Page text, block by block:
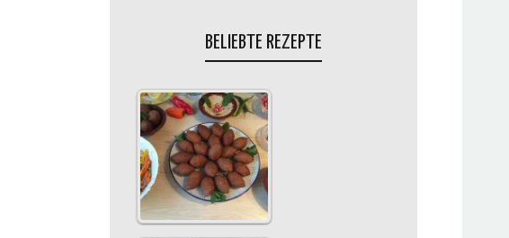
BELIEBTE REZEPTE